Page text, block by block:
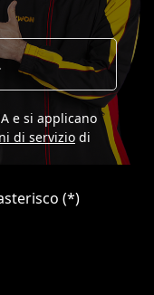
e si applicano
di servizio di
(*)